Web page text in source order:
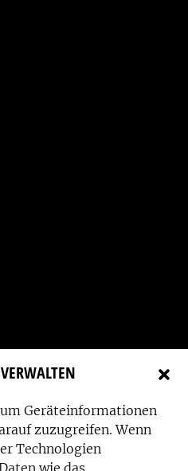
Geräteinformationen
zuzugreifen. Wenn
Technologien
wie das